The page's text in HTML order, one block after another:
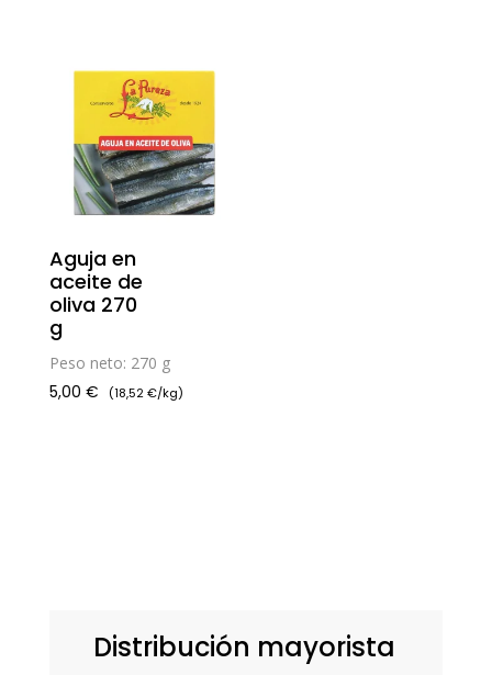
Aguja en
aceite de
oliva 270
g
Peso neto: 270 g
5,00 € (18,52 €/kg)
Distribución mayorista